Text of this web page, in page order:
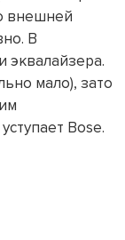
внешней
В
эквалайзера.
мало), зато
Bose.